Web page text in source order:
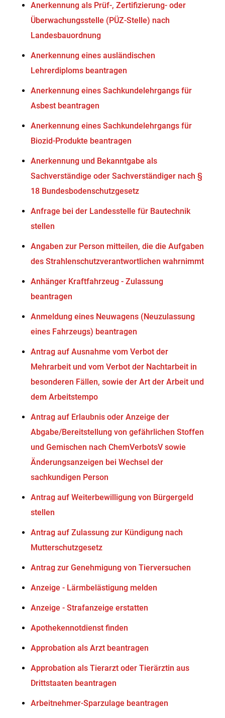
Anerkennung als Prüf-, Zertifizierung- oder
Überwachungsstelle (PÜZ-Stelle) nach
Landesbauordnung
Anerkennung eines ausländischen
Lehrerdiploms beantragen
Anerkennung eines Sachkundelehrgangs für
Asbest beantragen
Anerkennung eines Sachkundelehrgangs für
Biozid-Produkte beantragen
Anerkennung und Bekanntgabe als
Sachverständige oder Sachverständiger nach §
18 Bundesbodenschutzgesetz
Anfrage bei der Landesstelle für Bautechnik
stellen
Angaben zur Person mitteilen, die die Aufgaben
des Strahlenschutzverantwortlichen wahrnimmt
Anhänger Kraftfahrzeug - Zulassung
beantragen
Anmeldung eines Neuwagens (Neuzulassung
eines Fahrzeugs) beantragen
Antrag auf Ausnahme vom Verbot der
Mehrarbeit und vom Verbot der Nachtarbeit in
besonderen Fällen, sowie der Art der Arbeit und
dem Arbeitstempo
Antrag auf Erlaubnis oder Anzeige der
Abgabe/Bereitstellung von gefährlichen Stoffen
und Gemischen nach ChemVerbotsV sowie
Änderungsanzeigen bei Wechsel der
sachkundigen Person
Antrag auf Weiterbewilligung von Bürgergeld
stellen
Antrag auf Zulassung zur Kündigung nach
Mutterschutzgesetz
Antrag zur Genehmigung von Tierversuchen
Anzeige - Lärmbelästigung melden
Anzeige - Strafanzeige erstatten
Apothekennotdienst finden
Approbation als Arzt beantragen
Approbation als Tierarzt oder Tierärztin aus
Drittstaaten beantragen
Arbeitnehmer-Sparzulage beantragen